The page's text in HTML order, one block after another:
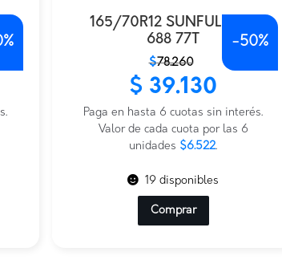
165/70R12 SUNFULL SF-
688 77T
$78.260
era:
$78.260.
es:
$39.130.
$ 39.130
Paga en hasta 6 cuotas sin interés.
Valor de cada cuota por las 6
unidades $6.522.
-50%
19 disponibles
Comprar